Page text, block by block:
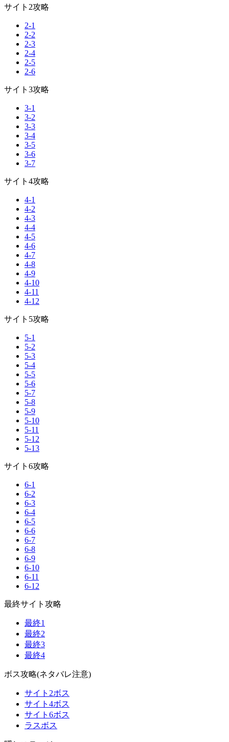
サイト2攻略
2-1
2-2
2-3
2-4
2-5
2-6
サイト3攻略
3-1
3-2
3-3
3-4
3-5
3-6
3-7
サイト4攻略
4-1
4-2
4-3
4-4
4-5
4-6
4-7
4-8
4-9
4-10
4-11
4-12
サイト5攻略
5-1
5-2
5-3
5-4
5-5
5-6
5-7
5-8
5-9
5-10
5-11
5-12
5-13
サイト6攻略
6-1
6-2
6-3
6-4
6-5
6-6
6-7
6-8
6-9
6-10
6-11
6-12
最終サイト攻略
最終1
最終2
最終3
最終4
ボス攻略(ネタバレ注意)
サイト2ボス
サイト4ボス
サイト6ボス
ラスボス